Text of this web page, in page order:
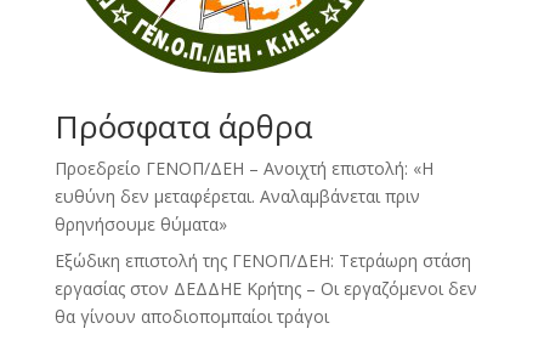
Πρόσφατα άρθρα
Προεδρείο ΓΕΝΟΠ/ΔΕΗ – Ανοιχτή επιστολή: «Η
ευθύνη δεν μεταφέρεται. Αναλαμβάνεται πριν
θρηνήσουμε θύματα»
Εξώδικη επιστολή της ΓΕΝΟΠ/ΔΕΗ: Τετράωρη στάση
εργασίας στον ΔΕΔΔΗΕ Κρήτης – Οι εργαζόμενοι δεν
θα γίνουν αποδιοπομπαίοι τράγοι